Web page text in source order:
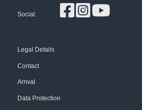
Social:
Legal Details
Contact
Arrival
Data Protection